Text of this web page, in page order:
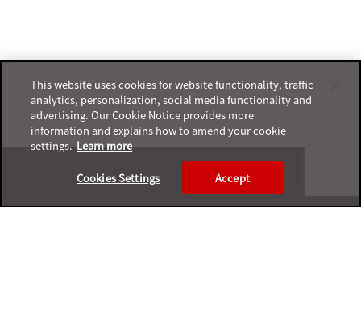
Footer
This website uses cookies for website functionality, traffic
analytics, personalization, social media functionality and
advertising. Our Cookie Notice provides more
information and explains how to amend your cookie
settings. Learn more
Cookies Settings Accept